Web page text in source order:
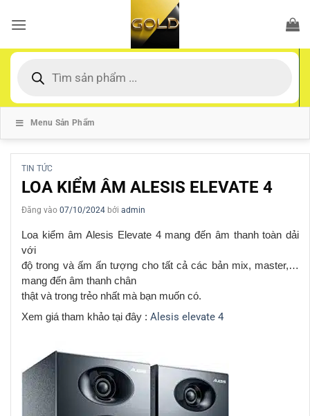
qua
dung
kiếm
Menu Sản Phẩm
TIN TỨC
LOA KIỂM ÂM ALESIS ELEVATE 4
Đăng vào 07/10/2024 bởi admin
Loa kiểm âm Alesis Elevate 4 mang đến âm thanh toàn dải
với
độ trong và ấm ấn tượng cho tất cả các bản mix, master,…
mang đến âm thanh chân
thật và trong trẻo nhất mà bạn muốn có.
Xem giá tham khảo tại đây : Alesis elevate 4